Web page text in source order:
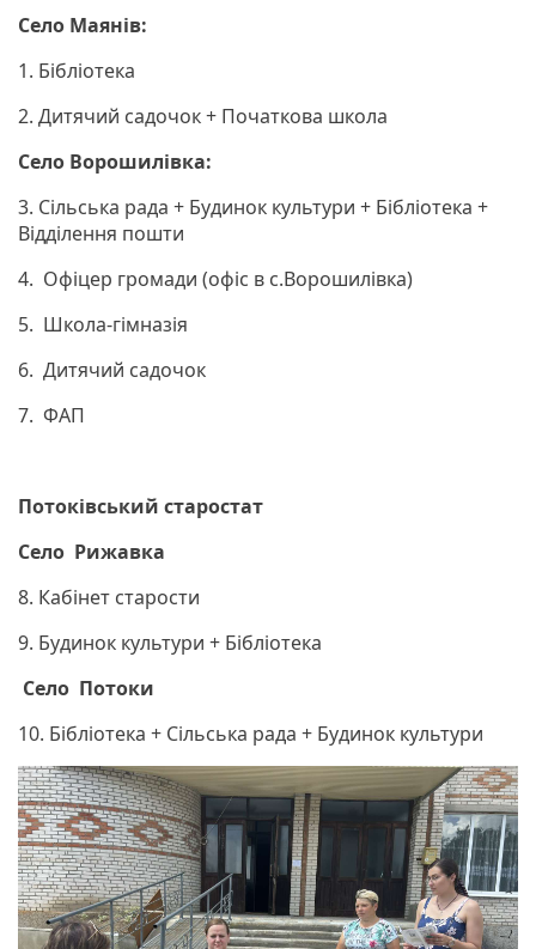
Село Маянів:
1. Бібліотека
2. Дитячий садочок + Початкова школа
Село Ворошилівка:
3. Сільська рада + Будинок культури + Бібліотека +
Відділення пошти
4. Офіцер громади (офіс в с.Ворошилівка)
5. Школа-гімназія
6. Дитячий садочок
7. ФАП
Потоківський старостат
Село Рижавка
8. Кабінет старости
9. Будинок культури + Бібліотека
Село Потоки
10. Бібліотека + Сільська рада + Будинок культури